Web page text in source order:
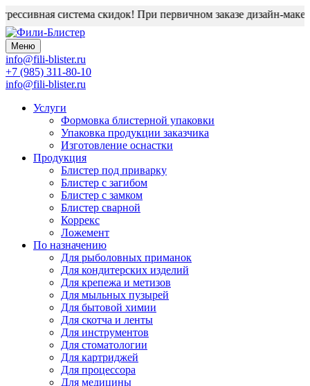
система скидок! При первичном заказе дизайн-макет
Меню
info@fili-blister.ru
+7 (985) 311-80-10
info@fili-blister.ru
Услуги
Формовка блистерной упаковки
Упаковка продукции заказчика
Изготовление оснастки
Продукция
Блистер под приварку
Блистер с загибом
Блистер с замком
Блистер сварной
Коррекс
Ложемент
По назначению
Для рыболовных приманок
Для кондитерских изделий
Для крепежа и метизов
Для мыльных пузырей
Для бытовой химии
Для скотча и ленты
Для инструментов
Для стоматологии
Для картриджей
Для процессора
Для медицины